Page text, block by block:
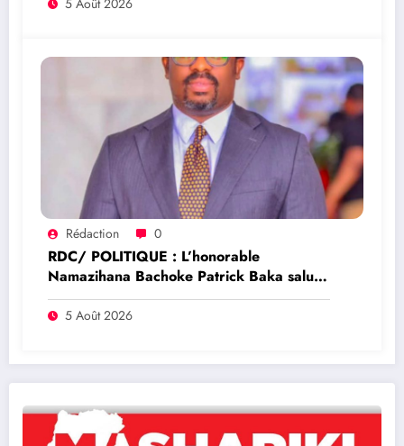
Rédaction 0
RDC/ POLITIQUE : L’honorable
Namazihana Bachoke Patrick Baka salue
la suspension de l’arrêté interministériel
sur l’économie numérique
5 Août 2026